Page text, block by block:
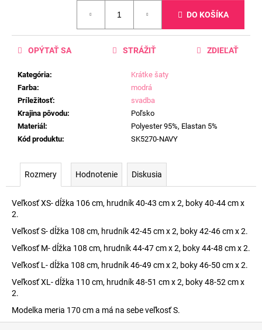
DO KOŠÍKA
Kategória:
Krátke šaty
Farba:
modrá
Príležitosť:
svadba
Krajina pôvodu:
Poľsko
Materiál :
Polyester 95%, Elastan 5%
Kód produktu: SK5270-NAVY
OPÝTAŤ SA STRÁŽIŤ ZDIEĽAŤ
Rozmery Hodnotenie Diskusia
Veľkosť XS- dĺžka 106 cm, hrudník 40-43 cm x 2, boky 40-44 cm x
2.
Veľkosť S- dĺžka 108 cm, hrudník 42-45 cm x 2, boky 42-46 cm x 2.
Veľkosť M- dĺžka 108 cm, hrudník 44-47 cm x 2, boky 44-48 cm x 2.
Veľkosť L- dĺžka 108 cm, hrudník 46-49 cm x 2, boky 46-50 cm x 2.
Veľkosť XL- dĺžka 110 cm, hrudník 48-51 cm x 2, boky 48-52 cm x
2.
Modelka meria 170 cm a má na sebe veľkosť S.